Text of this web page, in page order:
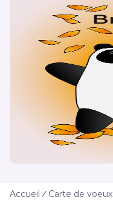
Accueil Carte de voeux